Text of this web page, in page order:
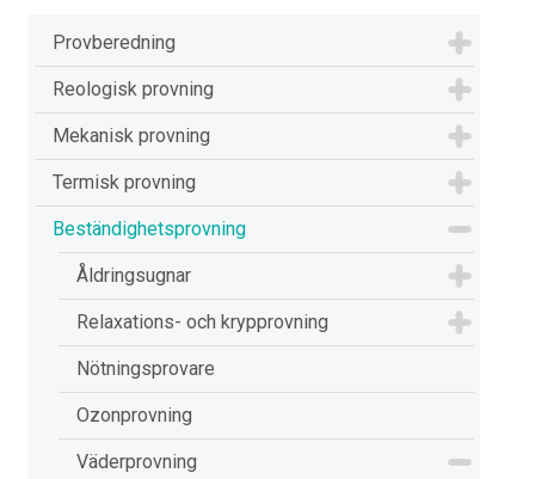
Provberedning
Reologisk provning
Mekanisk provning
Termisk provning
Beständighetsprovning
Åldringsugnar
Relaxations- och krypprovning
Nötningsprovare
Ozonprovning
Väderprovning